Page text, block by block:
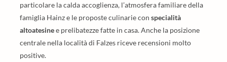
particolare la calda accoglienza, l’atmosfera familiare della
famiglia Hainz e le proposte culinarie con specialità
altoatesinee prelibatezze fatte in casa. Anche la posizione
centrale nella località di Falzes riceve recensioni molto
positive.